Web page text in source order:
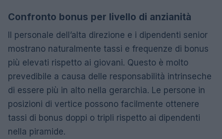
Confronto bonus per livello di anzianità
Il personale dell’alta direzione e i dipendenti senior
mostrano naturalmente tassi e frequenze di bonus
più elevati rispetto ai giovani. Questo è molto
prevedibile a causa delle responsabilità intrinseche
di essere più in alto nella gerarchia. Le persone in
posizioni di vertice possono facilmente ottenere
tassi di bonus doppi o tripli rispetto ai dipendenti
nella piramide.